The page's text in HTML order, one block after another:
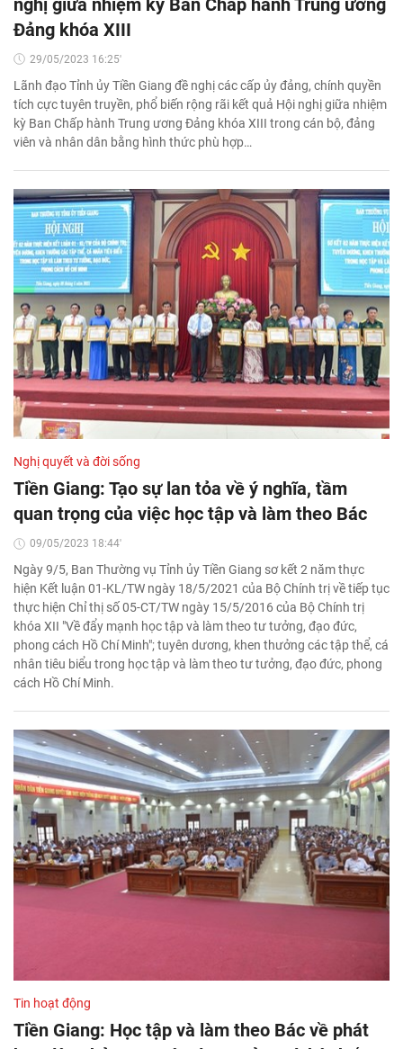
Đảng khóa XIII
29/05/2023 16:25'
Lãnh đạo Tỉnh ủy Tiền Giang đề nghị các cấp ủy đảng, chính quyền
tích cực tuyên truyền, phổ biến rộng rãi kết quả Hội nghị giữa nhiệm
kỳ Ban Chấp hành Trung ương Đảng khóa XIII trong cán bộ, đảng
viên và nhân dân bằng hình thức phù hợp…
Nghị quyết và đời sống
Tiền Giang: Tạo sự lan tỏa về ý nghĩa, tầm
quan trọng của việc học tập và làm theo Bác
09/05/2023 18:44'
Ngày 9/5, Ban Thường vụ Tỉnh ủy Tiền Giang sơ kết 2 năm thực
hiện Kết luận 01-KL/TW ngày 18/5/2021 của Bộ Chính trị về tiếp tục
thực hiện Chỉ thị số 05-CT/TW ngày 15/5/2016 của Bộ Chính trị
khóa XII "Về đẩy mạnh học tập và làm theo tư tưởng, đạo đức,
phong cách Hồ Chí Minh"; tuyên dương, khen thưởng các tập thể, cá
nhân tiêu biểu trong học tập và làm theo tư tưởng, đạo đức, phong
cách Hồ Chí Minh.
Tin hoạt động
Tiền Giang: Học tập và làm theo Bác về phát